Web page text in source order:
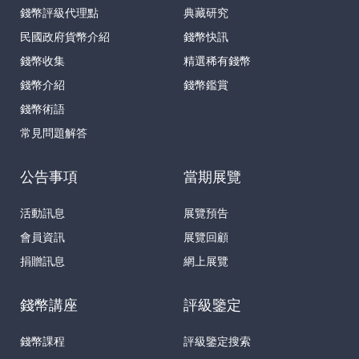
錢幣評級代理點
民國政府貨幣介紹
錢幣收集
錢幣介紹
錢幣術語
常見問題解答
典藏研究
錢幣快訊
精選稀有錢幣
錢幣鑑賞
公告事項
活動訊息
會員資訊
捐贈訊息
當期展覽
展覽預告
展覽回顧
網上展覽
錢幣講座
錢幣課程
評級鑒定
評級鑒定搜索